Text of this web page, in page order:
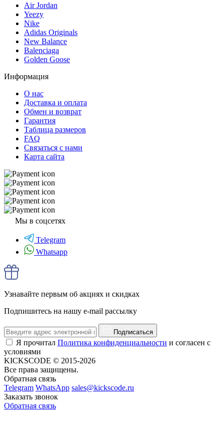
Air Jordan
Yeezy
Nike
Adidas Originals
New Balance
Balenciaga
Golden Goose
Информация
О нас
Доставка и оплата
Обмен и возврат
Гарантия
Таблица размеров
FAQ
Связаться с нами
Карта сайта
Мы в соцсетях
Telegram
Whatsapp
Узнавайте первым об акциях и скидках
Подпишитесь на нашу e-mail рассылку
Подписаться
Я прочитал Политика конфиденциальности и согласен с
условиями
KICKSCODE © 2015-2026
Все права защищены.
Обратная связь
Telegram WhatsApp sales@kickscode.ru
Заказать звонок
Обратная связь